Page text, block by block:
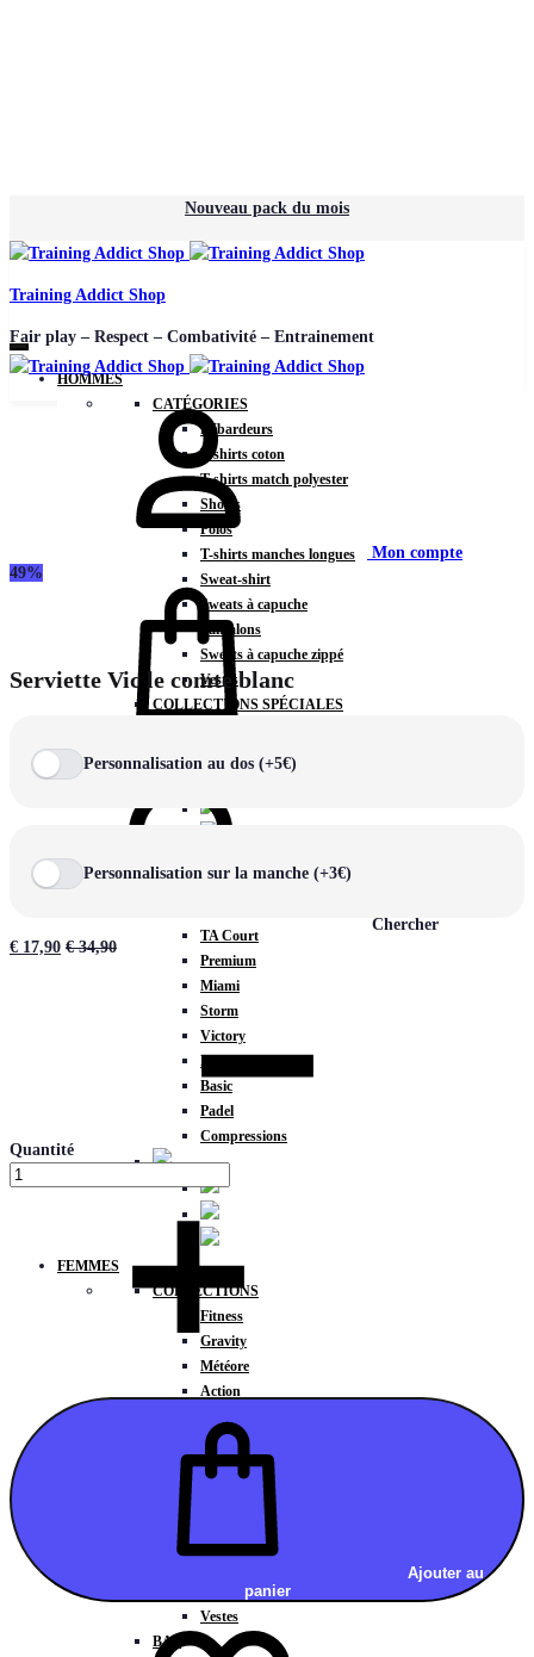
Nouveau pack du mois
Training Addict Shop
Fair play – Respect – Combativité – Entrainement
HOMMES
CATÉGORIES
Débardeurs
T-shirts coton
T-shirts match polyester
Shorts
Polos
T-shirts manches longues
Sweat-shirt
Sweats à capuche
Pantalons
Sweats à capuche zippé
Vestes
COLLECTIONS SPÉCIALES
TA Court
Premium
Miami
Storm
Victory
Météore
Basic
Padel
Compressions
FEMMES
COLLECTIONS
Fitness
Gravity
Météore
Action
Brassières
Débardeurs
T-shirts manches courtes
T-shirts manches longues
Sweat-shirts
Sweats à capuche zippé
Vestes
BAS
Mon compte
Chercher
49%
Serviette Vic le comte blanc
Personnalisation au dos (+5€)
Personnalisation sur la manche (+3€)
€ 17,90 €34,90
Quantité
Ajouter au
panier